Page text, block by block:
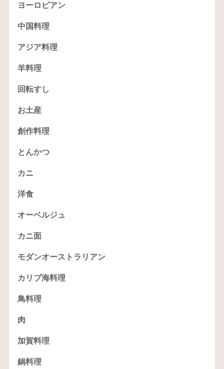
ヨーロピアン
中国料理
アジア料理
羊料理
回転すし
お土産
創作料理
とんかつ
カニ
洋食
オーベルジュ
カニ面
モダンオーストラリアン
カリブ海料理
鳥料理
肉
加賀料理
鍋料理